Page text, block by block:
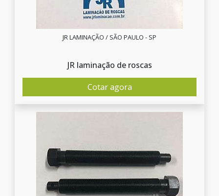
JR LAMINAÇÃO / SÃO PAULO - SP
JR laminação de roscas
Cotar agora